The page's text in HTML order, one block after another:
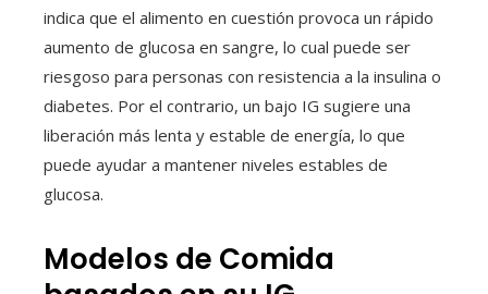
indica que el alimento en cuestión provoca un rápido
aumento de glucosa en sangre, lo cual puede ser
riesgoso para personas con resistencia a la insulina o
diabetes. Por el contrario, un bajo IG sugiere una
liberación más lenta y estable de energía, lo que
puede ayudar a mantener niveles estables de
glucosa.
Modelos de Comida